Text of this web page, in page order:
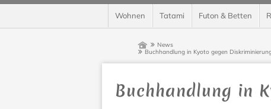
Wohnen Tatami Futon & Betten
News
Buchhandlung in Kyoto gegen
Buchhandlung in